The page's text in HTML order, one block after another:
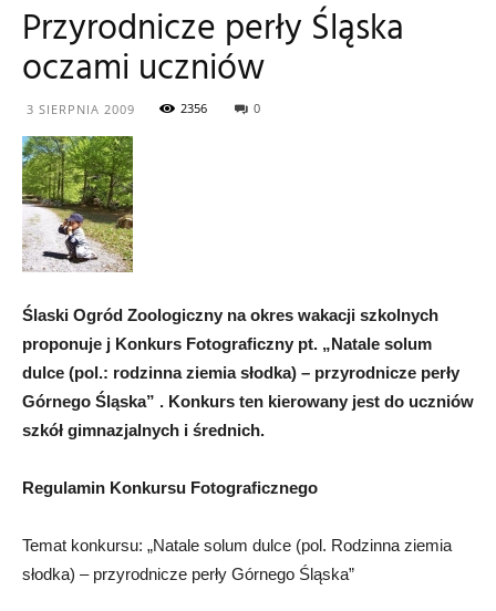
ekologiczna
Przyrodnicze perły Śląska
oczami uczniów
3 SIERPNIA 2009 2356 0
Ślaski Ogród Zoologiczny na okres wakacji szkolnych
proponuje j Konkurs Fotograficzny pt. „Natale solum
dulce (pol.: rodzinna ziemia słodka) – przyrodnicze perły
Górnego Śląska” . Konkurs ten kierowany jest do uczniów
szkół gimnazjalnych i średnich.
Regulamin Konkursu Fotograficznego
Temat konkursu: „Natale solum dulce (pol. Rodzinna ziemia
słodka) – przyrodnicze perły Górnego Śląska”